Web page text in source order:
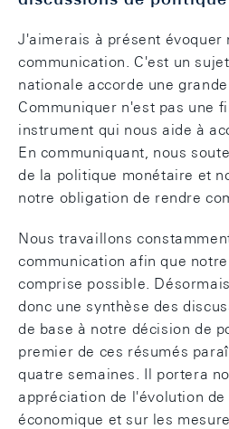
J'aimerais à présent évoquer
communication. C'est un
nationale accorde une
Communiquer n'est pas une
instrument qui nous aide à
En communiquant, nous
de la politique monétaire et
notre obligation de rendre
Nous travaillons
communication afin que
comprise possible.
donc une synthèse des
de base à notre décision de
premier de ces résumés
quatre semaines. Il portera
appréciation de l'évolution
économique et sur les